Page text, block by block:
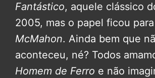
Fantástico, aquele clássico
2005, mas o papel ficou para
McMahon. Ainda bem que
aconteceu, né? Todos
Homem de Ferro e não